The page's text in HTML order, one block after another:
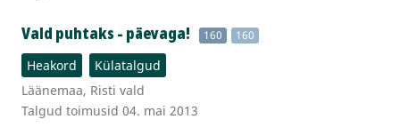
Vald puhtaks - päevaga! 160 160
Heakord
Külatalgud
Läänemaa, Risti vald
Talgud toimusid 04. mai 2013